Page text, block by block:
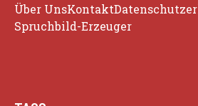
Über UnsKontakt
Spruchbild-Erzeuger